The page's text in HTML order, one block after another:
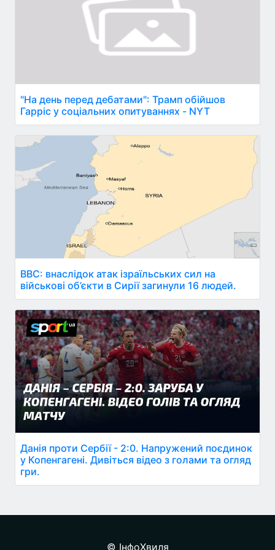
"На день перед дебатами": Трамп обійшов
Гарріс у соціальних опитуваннях - NYT
BBC: внаслідок атак ізраїльських сил на
військові об’єкти в Сирії загинули 16 людей.
Данія проти Сербії - 2:0. Напружений поєдинок
у Копенгагені. Дивіться відео з голами та огляд
гри.
© ІнфоХвиля